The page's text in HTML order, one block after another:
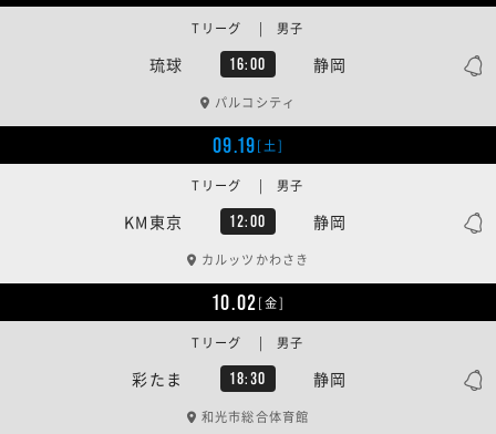
琉球 16:00 静岡
Tリーグ | 男子
パルコシティ
09.19[土]
KM東京 12:00 静岡
Tリーグ | 男子
カルッツかわさき
10.02[金]
彩たま 18:30 静岡
Tリーグ | 男子
和光市総合体育館